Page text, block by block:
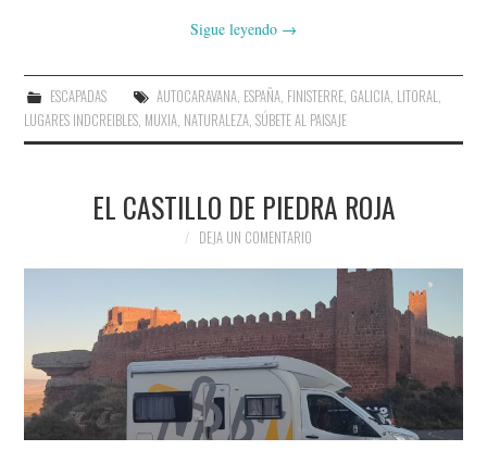
Sigue leyendo →
ESCAPADAS AUTOCARAVANA, ESPAÑA, FINISTERRE, GALICIA, LITORAL
LUGARES INDCREIBLES MUXIA NATURALEZA ,SÚBETE AL PAISAJE
EL CASTILLO DE PIEDRA ROJA
DEJA UN COMENTARIO